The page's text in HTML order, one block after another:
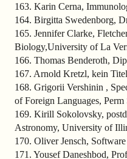
163. Karin Cerna,
164. Birgitta Swedenborg,
165. Jennifer Clarke,
Biology,University of La
166. Thomas Benderoth,
167. Arnold Kretzl, kein
168. Grigorii Vershinin ,
of Foreign Languages,
169. Kirill Sokolovsky,
Astronomy, University of
170. Oliver Jensch,
171. Yousef Daneshbod,